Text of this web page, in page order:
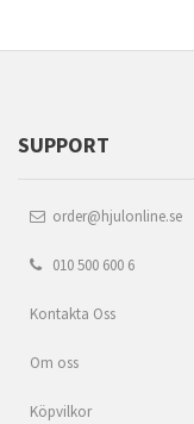
SUPPORT
order@hjulonline.se
010 500 600 6
Kontakta Oss
Om oss
Köpvilkor